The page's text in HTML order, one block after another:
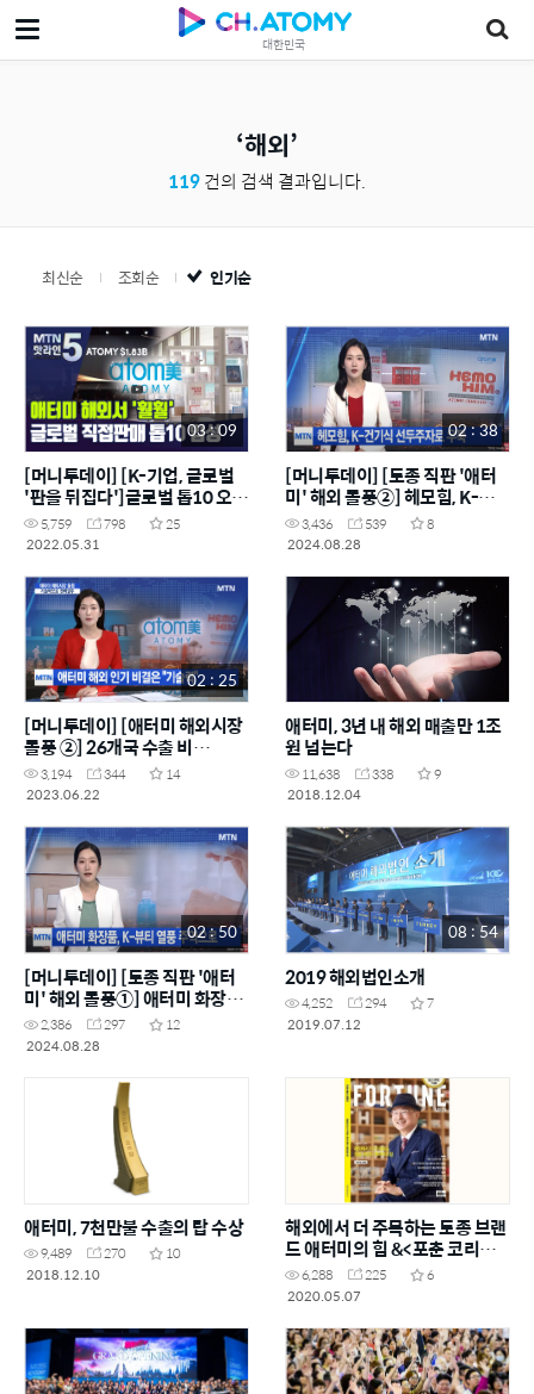
대한민국
해외
119건의 검색 결과입니다.
최신순 조회순 인기순
03 : 09
[머니투데이] [K-기업, 글로벌
'판을 뒤집다']글로벌 톱10 오른
애터미, 해외시장서 '훨훨' 비결
은?
5,759 798
25
2022.05.31
02 : 38
[머니투데이] [토종 직판 '애터
미' 해외 돌풍②] 헤모힘, K-건기
식 선두주자로 우뚝
3,436 539
8
2024.08.28
02 : 25
[머니투데이] [애터미 해외시장
돌풍 ②] 26개국 수출 비
결…"글로벌 기술 경쟁력"
3,194 344
14
2023.06.22
애터미, 3년 내 해외 매출만 1조
원 넘는다
11,638 338
9
2018.12.04
02 : 50
[머니투데이] [토종 직판 '애터
미' 해외 돌풍①] 애터미 화장품,
K-뷰티 열풍 주역으로
2,386 297
12
2024.08.28
08 : 54
2019 해외법인소개
4,252 294
7
2019.07.12
애터미, 7천만불 수출의 탑 수상
9,489 270
10
2018.12.10
해외에서 더 주목하는 토종 브랜
드 애터미의 힘 &<포춘 코리아
&>6,288 225
6
2020.05.07